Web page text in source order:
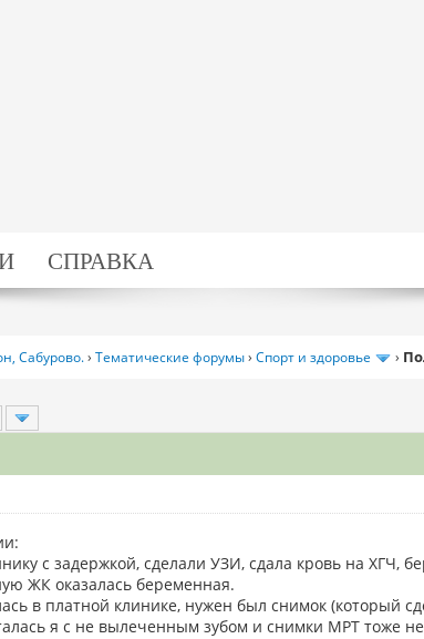
СПРАВКА
Сабурово.›Тематические форумы›Спорт и здоровье ›
с задержкой, сделали УЗИ, сдала кровь на ХГЧ,
ЖК оказалась беременная.
в платной клинике, нужен был снимок (который
я с не вылеченным зубом и снимки МРТ тоже